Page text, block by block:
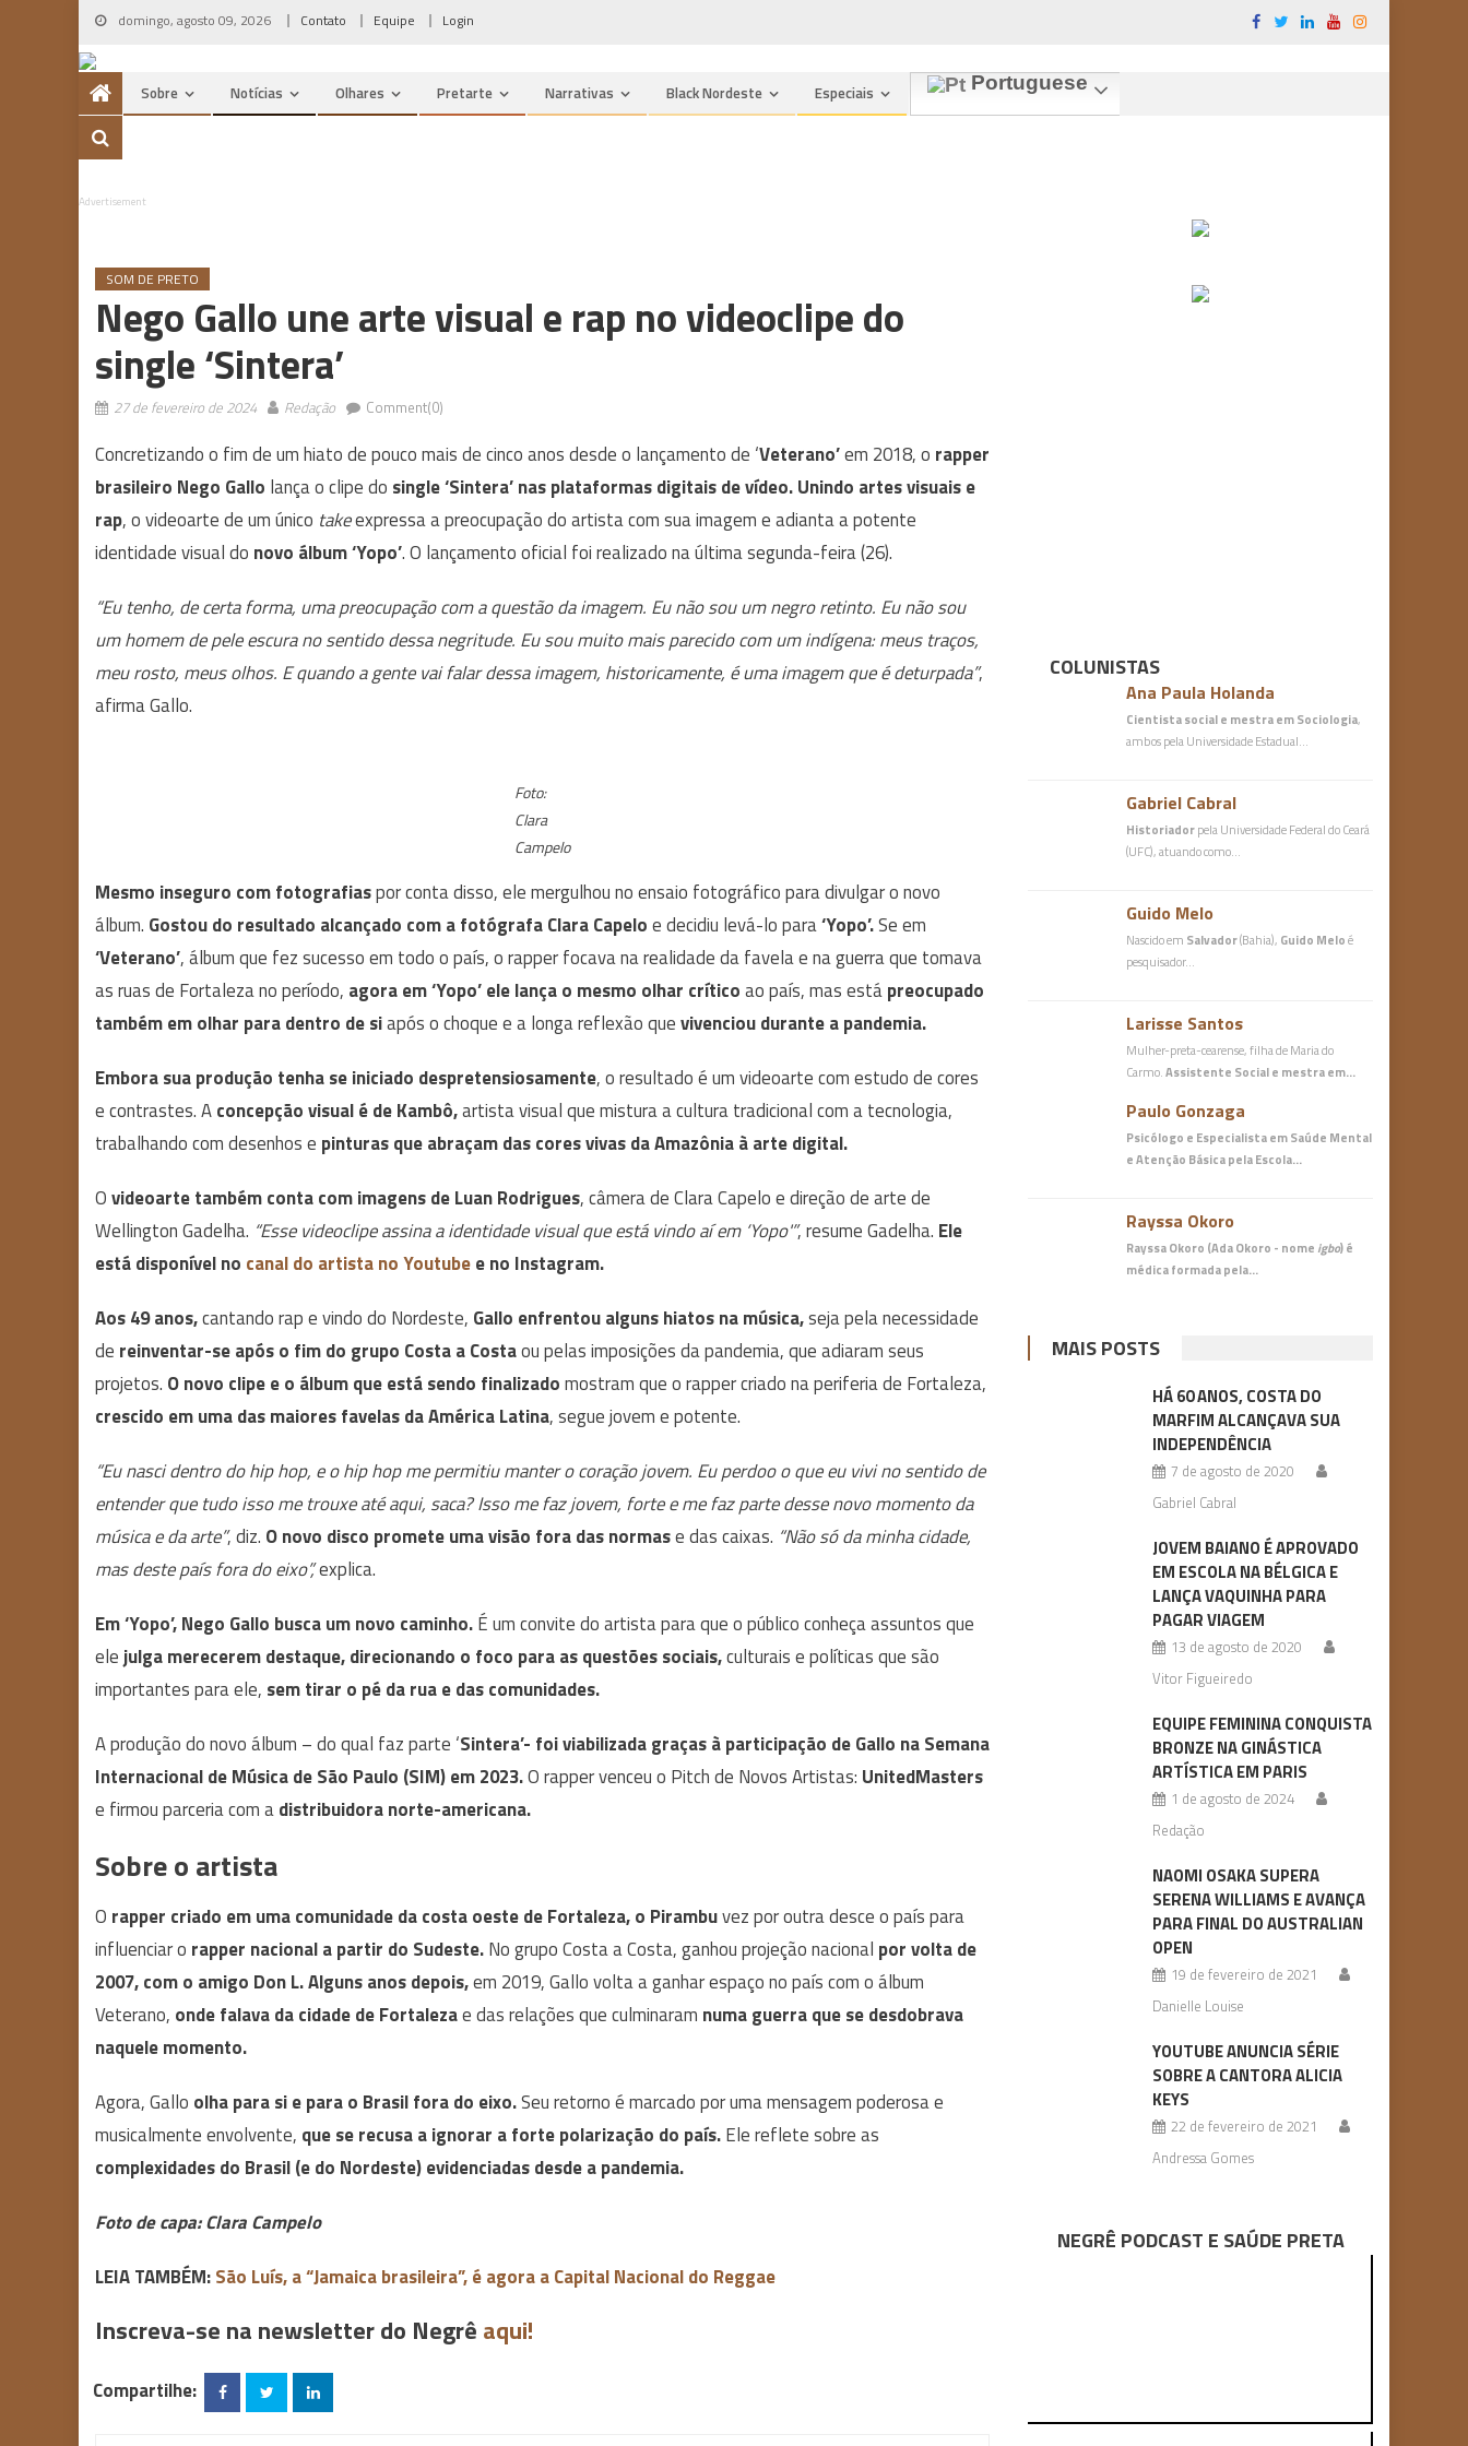
Skip
content
domingo, agosto 09, 2026 Contato Equipe Login
Sobre Notícias Olhares Pretarte Narrativas Black Nordeste Especiais Portuguese
Advertisement
SOM DE PRETO
Nego Gallo une arte visual e rap no videoclipe do
single ‘Sintera’
27 de fevereiro de 2024 Redação Comment(0)
Concretizando o fim de um hiato de pouco mais de cinco anos desde o lançamento de ‘Veterano’em 2018, o rapper
brasileiro Nego Gallo lança o clipe do single ‘Sintera’ nas plataformas digitais de vídeo. Unindo artes visuais e
rap, o videoarte de um único takeexpressa a preocupação do artista com sua imagem e adianta a potente
identidade visual do novo álbum ‘Yopo’. O lançamento oficial foi realizado na última segunda-feira (26).
“Eu tenho, de certa forma, uma preocupação com a questão da imagem. Eu não sou um negro retinto. Eu não sou
um homem de pele escura no sentido dessa negritude. Eu sou muito mais parecido com um indígena: meus traços,
meu rosto, meus olhos. E quando a gente vai falar dessa imagem, historicamente, é uma imagem que é deturpada”,
afirma Gallo.
Foto:
Clara
Campelo
Mesmo inseguro com fotografiaspor conta disso, ele mergulhou no ensaio fotográfico para divulgar o novo
álbum. Gostou do resultado alcançado com a fotógrafa Clara Capeloe decidiu levá-lo para‘Yopo’.Se em
‘Veterano’, álbum que fez sucesso em todo o país, o rapper focava na realidade da favela e na guerra que tomava
as ruas de Fortaleza no período, agora em ‘Yopo’ ele lança o mesmo olhar críticoao país, mas estápreocupado
também em olhar para dentro de siapós o choque e a longa reflexão quevivenciou durante a pandemia.
Embora sua produção tenha se iniciado despretensiosamente, o resultado é um videoarte com estudo de cores
e contrastes. Aconcepção visual é de Kambô,artista visual que mistura a cultura tradicional com a tecnologia,
trabalhando com desenhos e pinturas que abraçam das cores vivas da Amazônia à arte digital.
Ovideoarte também conta com imagens de Luan Rodrigues, câmera de Clara Capelo e direção de arte de
Wellington Gadelha. “Esse videoclipe assina a identidade visual que está vindo aí em ‘Yopo'”, resume Gadelha. Ele
está disponível no canal do artista no Youtubee no Instagram.
Aos 49 anos,cantando rap e vindo do Nordeste, Gallo enfrentou alguns hiatos na música,seja pela necessidade
de reinventar-se após o fim do grupo Costa a Costaou pelas imposições da pandemia, que adiaram seus
projetos. O novo clipe e o álbum que está sendo finalizadomostram que o rapper criado na periferia de Fortaleza,
crescido em uma das maiores favelas da América Latina, segue jovem e potente.
“Eu nasci dentro do hip hop, e o hip hop me permitiu manter o coração jovem. Eu perdoo o que eu vivi no sentido de
entender que tudo isso me trouxe até aqui, saca? Isso me faz jovem, forte e me faz parte desse novo momento da
música e da arte”, diz. O novo disco promete uma visão fora das normase das caixas. “Não só da minha cidade,
mas deste país fora do eixo”,explica.
Em ‘Yopo’, Nego Gallo busca um novo caminho.É um convite do artista para que o público conheça assuntos que
elejulga merecerem destaque, direcionando o foco para as questões sociais,culturais e políticas que são
importantes para ele, sem tirar o pé da rua e das comunidades.
A produção do novo álbum – do qual faz parte ‘Sintera’- foi viabilizada graças à participação de Gallo na Semana
Internacional de Música de São Paulo (SIM) em 2023.O rapper venceu o Pitch de Novos Artistas: UnitedMasters
e firmou parceria com adistribuidora norte-americana.
Sobre o artista
O rapper criado em uma comunidade da costa oeste de Fortaleza, o Pirambuvez por outra desce o país para
influenciar o rapper nacional a partir do Sudeste.No grupo Costa a Costa, ganhou projeção nacional por volta de
2007, com o amigo Don L. Alguns anos depois,em 2019, Gallo volta a ganhar espaço no país com o álbum
Veterano, onde falava da cidade de Fortalezae das relações que culminaram numa guerra que se desdobrava
naquele momento.
Agora, Gallo olha para si e para o Brasil fora do eixo.Seu retorno é marcado por uma mensagem poderosa e
musicalmente envolvente, que se recusa a ignorar a forte polarização do país.Ele reflete sobre as
complexidades do Brasil (e do Nordeste) evidenciadas desde a pandemia.
Foto de capa: Clara Campelo
LEIA TAMBÉM:São Luís, a “Jamaica brasileira”, é agora a Capital Nacional do Reggae
Inscreva-se na newsletter do Negrê aqui!
Compartilhe:
COLUNISTAS
Ana Paula Holanda
Cientista social e mestra em Sociologia,
ambos pela Universidade Estadual…
Gabriel Cabral
Historiadorpela Universidade Federal do Ceará
(UFC), atuando como…
Guido Melo
Nascido em Salvador(Bahia), Guido Meloé
pesquisador…
Larisse Santos
Mulher-preta-cearense, filha de Maria do
Carmo.Assistente Social e mestra em…
Paulo Gonzaga
Psicólogo e Especialista em Saúde Mental
e Atenção Básicapela Escola…
Rayssa Okoro
Rayssa Okoro (Ada Okoro - nome igbo) é
médicaformada pela…
MAIS POSTS
HÁ 60 ANOS, COSTA DO
MARFIM ALCANÇAVA SUA
INDEPENDÊNCIA
7 de agosto de 2020
Gabriel Cabral
JOVEM BAIANO É APROVADO
EM ESCOLA NA BÉLGICA E
LANÇA VAQUINHA PARA
PAGAR VIAGEM
13 de agosto de 2020
Vitor Figueiredo
EQUIPE FEMININA CONQUISTA
BRONZE NA GINÁSTICA
ARTÍSTICA EM PARIS
1 de agosto de 2024
Redação
NAOMI OSAKA SUPERA
SERENA WILLIAMS E AVANÇA
PARA FINAL DO AUSTRALIAN
OPEN
19 de fevereiro de 2021
Danielle Louise
YOUTUBE ANUNCIA SÉRIE
SOBRE A CANTORA ALICIA
KEYS
22 de fevereiro de 2021
Andressa Gomes
NEGRÊ PODCAST E SAÚDE PRETA